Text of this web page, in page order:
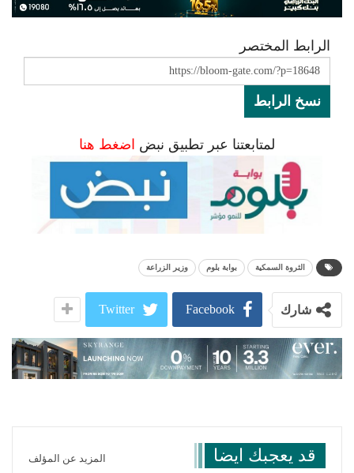
الرابط المختصر
نسخ الرابط
لمتابعتنا عبر تطبيق نبض اضغط هنا
الثروة السمكية بوابة بلوم وزير الزراعة
شارك Facebook
Twitter
قد يعجبك ايضا المزيد عن المؤلف